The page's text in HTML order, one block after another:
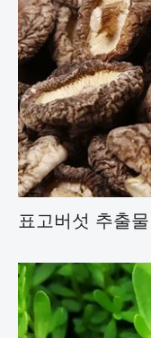
표고버섯 추출물